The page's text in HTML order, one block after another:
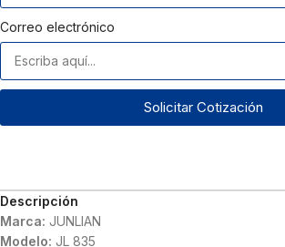
Correo electrónico
Solicitar Cotización
Descripción
Marca: JUNLIAN
Modelo: JL 835